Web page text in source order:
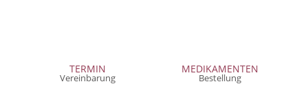
TERMIN
Vereinbarung
MEDIKAMENTEN
Bestellung